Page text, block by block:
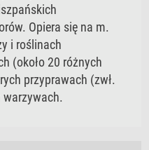
Opiera się na m.
i roślinach
(około 20 różnych
przyprawach (zwł.